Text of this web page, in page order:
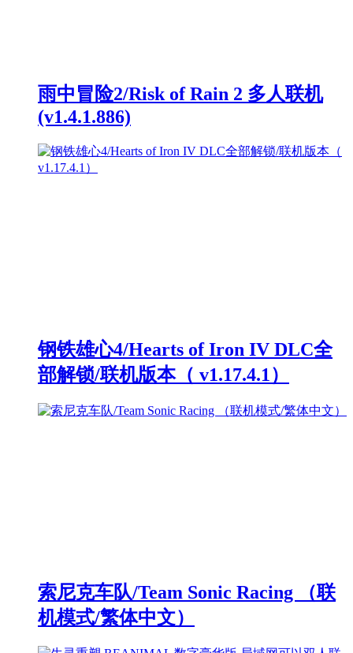
雨中冒险2/Risk of Rain 2 多人联机
(v1.4.1.886)
钢铁雄心4/Hearts of Iron IV DLC全
部解锁/联机版本（ v1.17.4.1）
索尼克车队/Team Sonic Racing （联
机模式/繁体中文）